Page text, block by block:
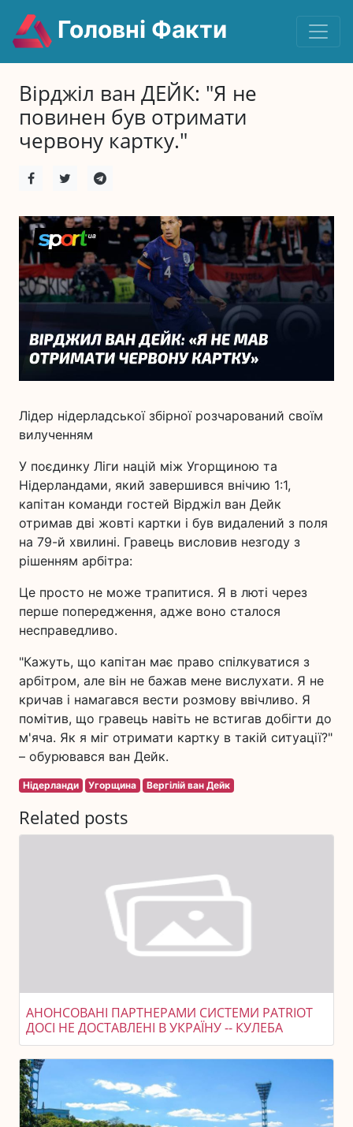
Головні Факти
Вірджіл ван ДЕЙК: "Я не
повинен був отримати
червону картку."
Лідер нідерладської збірної розчарований своїм
вилученням
У поєдинку Ліги націй між Угорщиною та
Нідерландами, який завершився внічию 1:1,
капітан команди гостей Вірджіл ван Дейк
отримав дві жовті картки і був видалений з поля
на 79-й хвилині. Гравець висловив незгоду з
рішенням арбітра:
Це просто не може трапитися. Я в люті через
перше попередження, адже воно сталося
несправедливо.
"Кажуть, що капітан має право спілкуватися з
арбітром, але він не бажав мене вислухати. Я не
кричав і намагався вести розмову ввічливо. Я
помітив, що гравець навіть не встигав добігти до
м'яча. Як я міг отримати картку в такій ситуації?"
– обурювався ван Дейк.
Нідерланди Угорщина Вергілій ван Дейк
Related posts
АНОНСОВАНІ ПАРТНЕРАМИ СИСТЕМИ PATRIOT
ДОСІ НЕ ДОСТАВЛЕНІ В УКРАЇНУ -- КУЛЕБА